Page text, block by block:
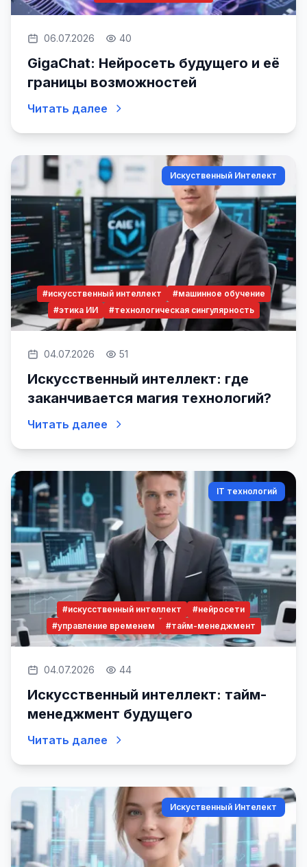
06.07.2026 40
GigaChat: Нейросеть будущего и её
границы возможностей
Читать далее
Искуственный Интелект
#искусственный интеллект
#машинное обучение
#этика ИИ
#технологическая сингулярность
04.07.2026 51
Искусственный интеллект: где
заканчивается магия технологий?
Читать далее
IT технологий
#искусственный интеллект
#нейросети
#управление временем
#тайм-менеджмент
04.07.2026 44
Искусственный интеллект: тайм-
менеджмент будущего
Читать далее
Искуственный Интелект